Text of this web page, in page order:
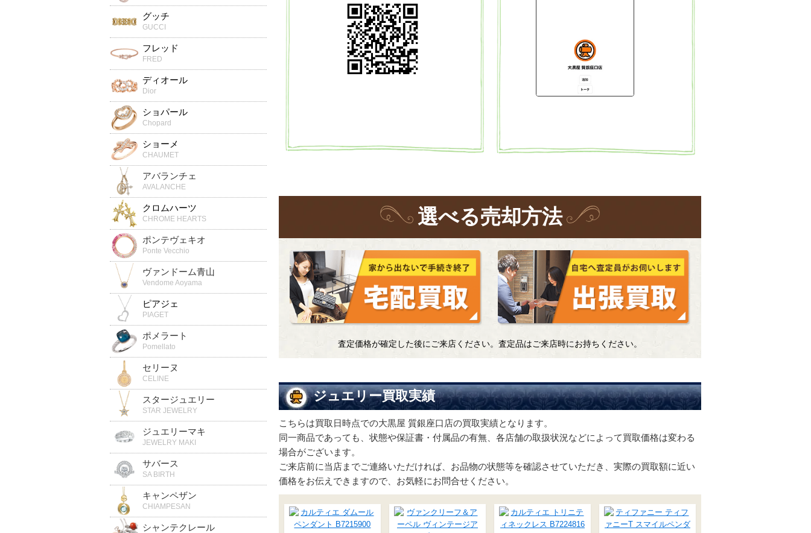
選べる売却方法
査定価格が確定した後にご来店ください。査定品はご来店時にお持ちください。
ジュエリー買取実績
こちらは買取日時点での大黒屋 質銀座口店の買取実績となります。
同一商品であっても、状態や保証書・付属品の有無、各店舗の取扱状況などによって買取価格は変わる
場合がございます。
ご来店前に当店までご連絡いただければ、お品物の状態等を確認させていただき、実際の買取額に近い
価格をお伝えできますので、お気軽にお問合せください。
グッチ
GUCCI
フレッド
FRED
ディオール
Dior
ショパール
Chopard
ショーメ
CHAUMET
アバランチェ
AVALANCHE
クロムハーツ
CHROME HEARTS
ポンテヴェキオ
Ponte Vecchio
ヴァンドーム青山
Vendome Aoyama
ピアジェ
PIAGET
ポメラート
Pomellato
セリーヌ
CELINE
スタージュエリー
STAR JEWELRY
ジュエリーマキ
JEWELRY MAKI
サバース
SA BIRTH
キャンペザン
CHIAMPESAN
シャンテクレール